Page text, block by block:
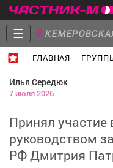
☰
ГЛАВНАЯ
Объявления
Илья Середюк
7 июля 2026
Принял
руководством
РФ Дмитрия